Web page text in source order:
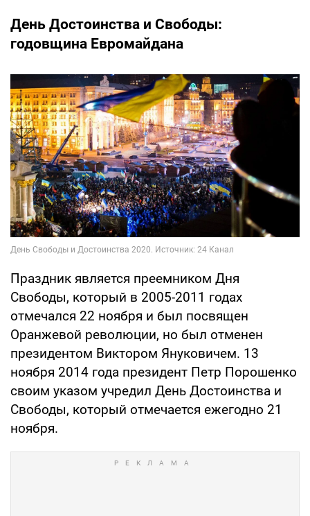
День Достоинства и Свободы:
годовщина Евромайдана
Праздник является преемником Дня
Свободы, который в 2005-2011 годах
отмечался 22 ноября и был посвящен
Оранжевой революции, но был отменен
президентом Виктором Януковичем. 13
ноября 2014 года президент Петр Порошенко
своим указом учредил День Достоинства и
Свободы, который отмечается ежегодно 21
ноября.